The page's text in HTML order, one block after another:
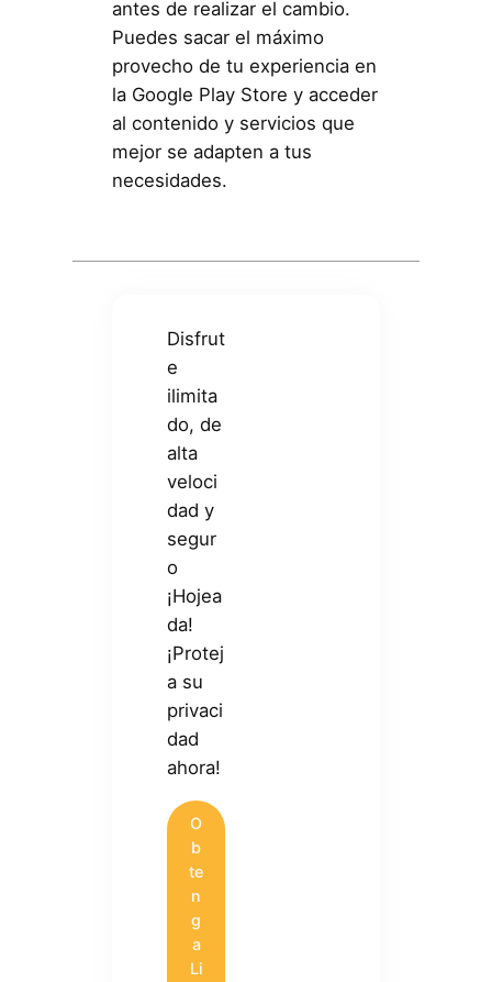
antes de realizar el cambio.
Puedes sacar el máximo
provecho de tu experiencia en
la Google Play Store y acceder
al contenido y servicios que
mejor se adapten a tus
necesidades.
Disfrut
e
ilimita
do, de
alta
veloci
dad y
segur
o
¡Hojea
da!
¡Protej
a su
privaci
dad
ahora!
O
b
te
n
g
a
Li